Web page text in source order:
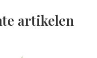
artikelen